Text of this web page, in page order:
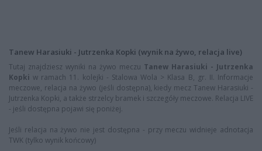
Tanew Harasiuki - Jutrzenka Kopki (wynik na żywo, relacja live)
Tutaj znajdziesz wyniki na żywo meczu Tanew Harasiuki - Jutrzenka
Kopki w ramach 11. kolejki - Stalowa Wola > Klasa B, gr. II. Informacje
meczowe, relacja na żywo (jeśli dostępna), kiedy mecz Tanew Harasiuki -
Jutrzenka Kopki, a także strzelcy bramek i szczegóły meczowe. Relacja LIVE
- jeśli dostępna pojawi się poniżej.
Jeśli relacja na żywo nie jest dostępna - przy meczu widnieje adnotacja
TWK (tylko wynik końcowy)